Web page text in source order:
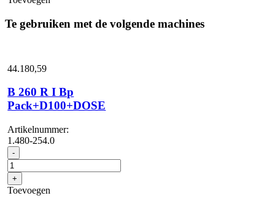
mm,
x
Te gebruiken met de volgende machines
44.180,59
B 260 R I Bp
Pack+D100+DOSE
Artikelnummer:
1.480-254.0
- B
260
R
I
Bp
+
Toevoegen